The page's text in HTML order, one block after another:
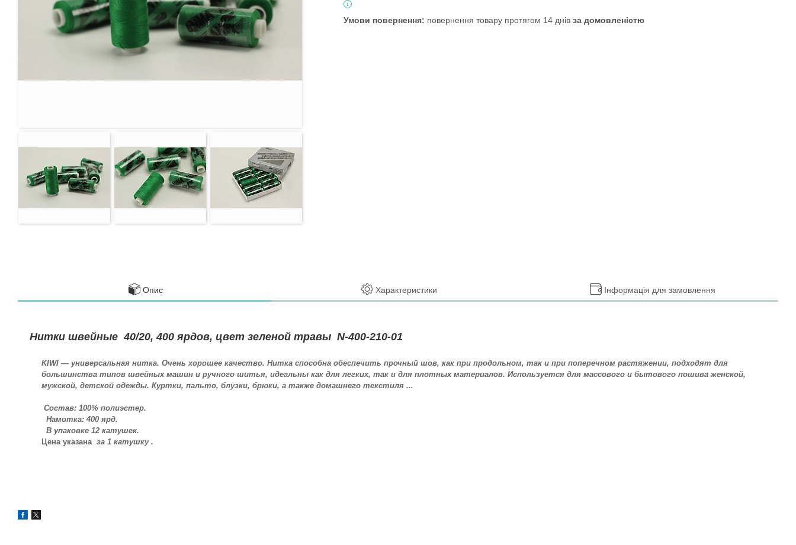
повернення товару протягом 14 днів за домовленістю
Опис Характеристики Інформація для замовлення
Нитки швейные 40/20, 400 ярдов, цвет зеленой травы N-400-210-01
KIWI ― универсальная нитка. Очень хорошее качество. Нитка способна обеспечить прочный шов, как при продольном, так и при поперечном растяжении, подходят для
большинства типов швейных машин и ручного шитья, идеальны как для легких, так и для плотных материалов. Используется для массового и бытового пошива женской,
мужской, детской одежды. Куртки, пальто, блузки, брюки, а также домашнего текстиля ...
Состав: 100% полиэстер.
Намотка: 400 ярд.
В упаковке 12 катушек.
Цена указана за 1 катушку .